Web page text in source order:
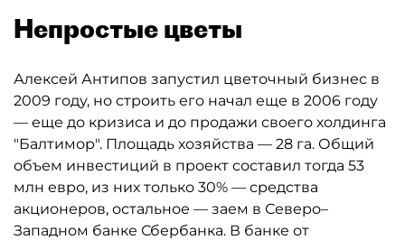
Непростые цветы
Алексей Антипов запустил цветочный бизнес в
2009 году, но строить его начал еще в 2006 году
— еще до кризиса и до продажи своего холдинга
"Балтимор". Площадь хозяйства — 28 га. Общий
объем инвестиций в проект составил тогда 53
млн евро, из них только 30% — средства
акционеров, остальное — заем в Северо–
Западном банке Сбербанка. В банке от